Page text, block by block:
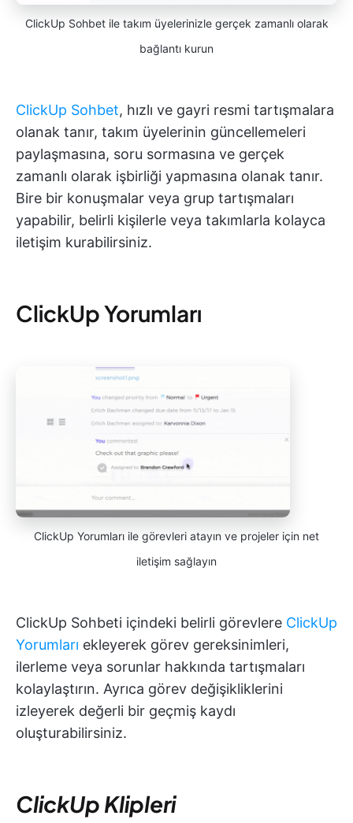
ClickUp Sohbet ile takım üyelerinizle gerçek zamanlı olarak
bağlantı kurun
ClickUp Sohbet, hızlı ve gayri resmi tartışmalara
olanak tanır, takım üyelerinin güncellemeleri
paylaşmasına, soru sormasına ve gerçek
zamanlı olarak işbirliği yapmasına olanak tanır.
Bire bir konuşmalar veya grup tartışmaları
yapabilir, belirli kişilerle veya takımlarla kolayca
iletişim kurabilirsiniz.
ClickUp Yorumları
ClickUp Yorumları ile görevleri atayın ve projeler için net
iletişim sağlayın
ClickUp Sohbeti içindeki belirli görevlere ClickUp
Yorumları ekleyerek görev gereksinimleri,
ilerleme veya sorunlar hakkında tartışmaları
kolaylaştırın. Ayrıca görev değişikliklerini
izleyerek değerli bir geçmiş kaydı
oluşturabilirsiniz.
ClickUp Klipleri